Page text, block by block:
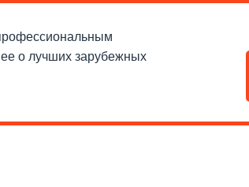
о лучших зарубежных